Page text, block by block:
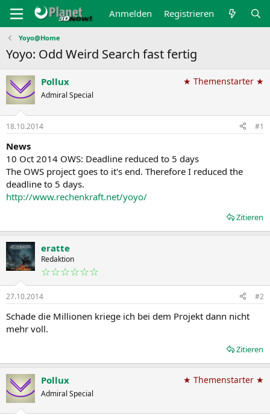
Anmelden Registrieren
Yoyo@Home
Yoyo: Odd Weird Search fast fertig
Pollux
Admiral Special
★ Themenstarter ★
18.10.2014 #1
News
10 Oct 2014 OWS: Deadline reduced to 5 days
The OWS project goes to it's end. Therefore I reduced the
deadline to 5 days.
http://www.rechenkraft.net/yoyo/
Zitieren
eratte
Redaktion
☆☆☆☆☆☆
27.10.2014 #2
Schade die Millionen kriege ich bei dem Projekt dann nicht
mehr voll.
Zitieren
Pollux
Admiral Special
★ Themenstarter ★